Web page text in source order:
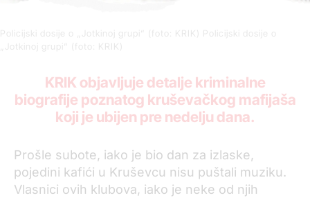
Policijski dosije o „Jotkinoj grupi“ (foto: KRIK)
Policijski dosije o
„Jotkinoj grupi“ (foto: KRIK)
KRIK objavljuje detalje kriminalne
biografije poznatog kruševačkog mafijaša
koji je ubijen pre nedelju dana.
Prošle subote, iako je bio dan za izlaske,
pojedini kafići u Kruševcu nisu puštali muziku.
Vlasnici ovih klubova, iako je neke od njih